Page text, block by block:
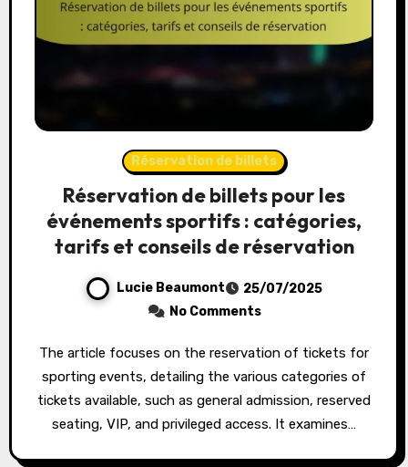
Réservation de billets
Réservation de billets pour les
événements sportifs : catégories,
tarifs et conseils de réservation
Lucie Beaumont
25/07/2025
No Comments
The article focuses on the reservation of tickets for
sporting events, detailing the various categories of
tickets available, such as general admission, reserved
seating, VIP, and privileged access. It examines…